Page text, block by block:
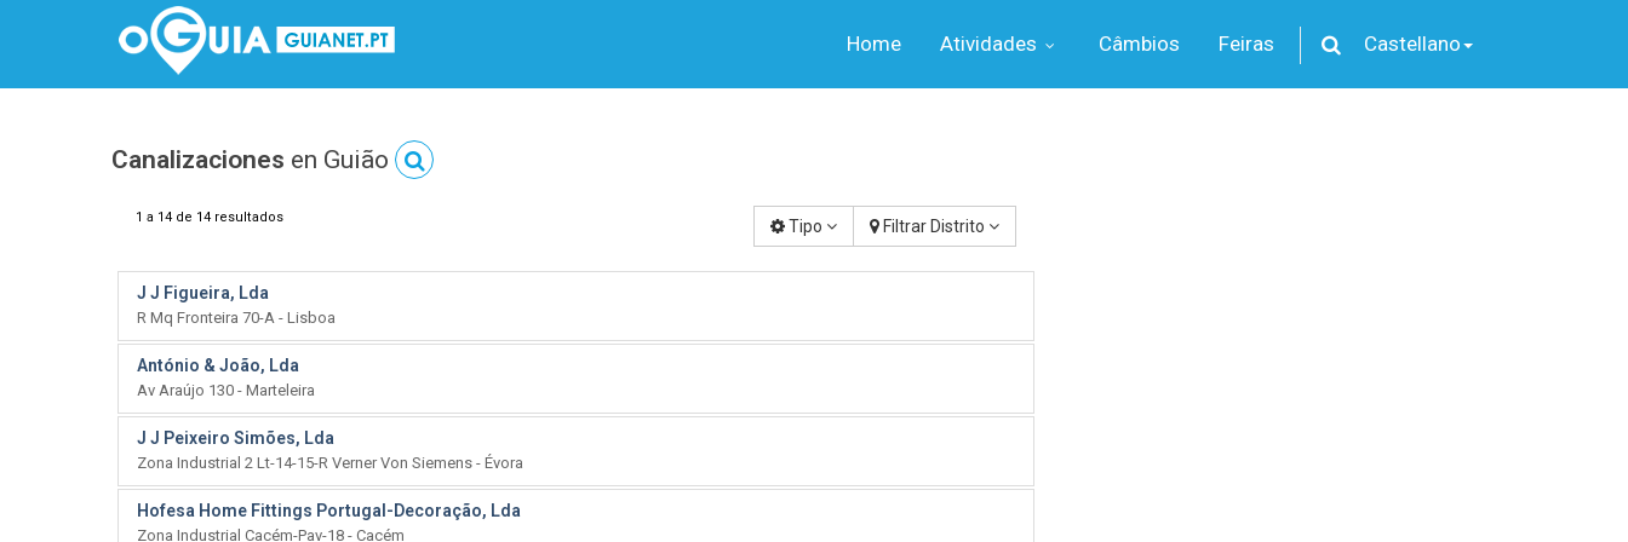
Home Atividades Câmbios Feiras Castellano
Canalizaciones en Guião
1 a 14 de 14 resultados Tipo Filtrar Distrito
J J Figueira, Lda
R Mq Fronteira 70-A - Lisboa
António & João, Lda
Av Araújo 130 - Marteleira
J J Peixeiro Simões, Lda
Zona Industrial 2 Lt-14-15-R Verner Von Siemens - Évora
Hofesa Home Fittings Portugal-Decoração, Lda
Zona Industrial Cacém-Pav-18 - Cacém